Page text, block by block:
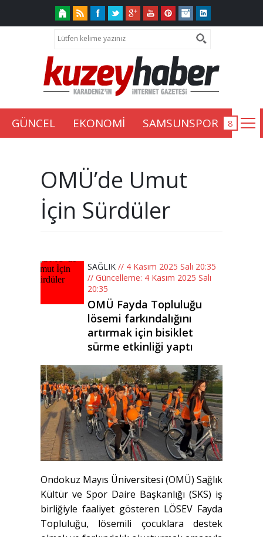
GÜNCEL EKONOMİ SAMSUNSPOR
OMÜ’de Umut
İçin Sürdüler
SAĞLIK // 4 Kasım 2025 Salı 20:35
// Güncelleme: 4 Kasım 2025 Salı
20:35
OMÜ Fayda Topluluğu
lösemi farkındalığını
artırmak için bisiklet
sürme etkinliği yaptı
Ondokuz Mayıs Üniversitesi (OMÜ) Sağlık
Kültür ve Spor Daire Başkanlığı (SKS) iş
birliğiyle faaliyet gösteren LÖSEV Fayda
Topluluğu, lösemili çocuklara destek